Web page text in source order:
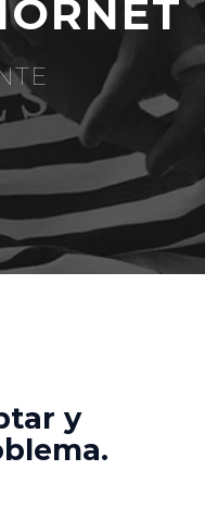
y